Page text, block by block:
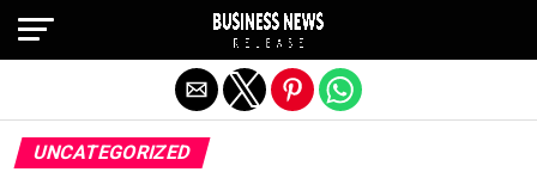
UNCATEGORIZED
Exit mobile version